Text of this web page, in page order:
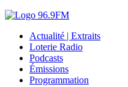
Actualité | Extraits
Loterie Radio
Podcasts
Émissions
Programmation